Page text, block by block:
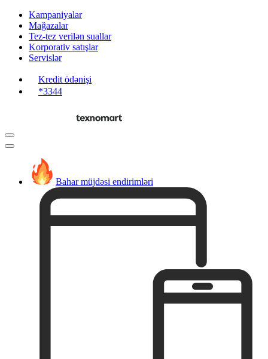
Kampaniyalar
Mağazalar
Tez-tez verilən suallar
Korporativ satışlar
Servislər
Kredit ödənişi
*3344
Bahar müjdəsi endirimləri